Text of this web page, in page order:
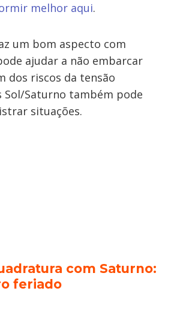
melhor aqui.
um bom aspecto com
ajudar a não embarcar
dos riscos da tensão
Sol/Saturno também pode
situações.
com Saturno:
feriado